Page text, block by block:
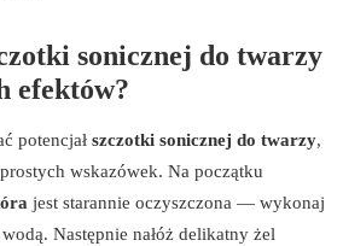
sonicznej do twarzy
efektów?
potencjał szczotki sonicznej do twarzy,
wskazówek. Na początku
jest starannie oczyszczona — wykonaj
Następnie nałóż delikatny żel